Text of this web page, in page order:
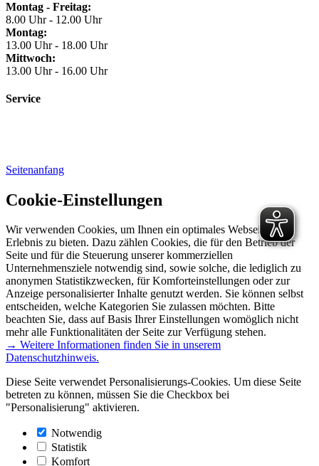
Montag - Freitag:
8.00 Uhr - 12.00 Uhr
Montag:
13.00 Uhr - 18.00 Uhr
Mittwoch:
13.00 Uhr - 16.00 Uhr
Service
Seitenanfang
Cookie-Einstellungen
Wir verwenden Cookies, um Ihnen ein optimales Webseiten-
Erlebnis zu bieten. Dazu zählen Cookies, die für den Betrieb der
Seite und für die Steuerung unserer kommerziellen
Unternehmensziele notwendig sind, sowie solche, die lediglich zu
anonymen Statistikzwecken, für Komforteinstellungen oder zur
Anzeige personalisierter Inhalte genutzt werden. Sie können selbst
entscheiden, welche Kategorien Sie zulassen möchten. Bitte
beachten Sie, dass auf Basis Ihrer Einstellungen womöglich nicht
mehr alle Funktionalitäten der Seite zur Verfügung stehen.
→ Weitere Informationen finden Sie in unserem
Datenschutzhinweis.
Diese Seite verwendet Personalisierungs-Cookies. Um diese Seite
betreten zu können, müssen Sie die Checkbox bei
"Personalisierung" aktivieren.
Notwendig
Statistik
Komfort